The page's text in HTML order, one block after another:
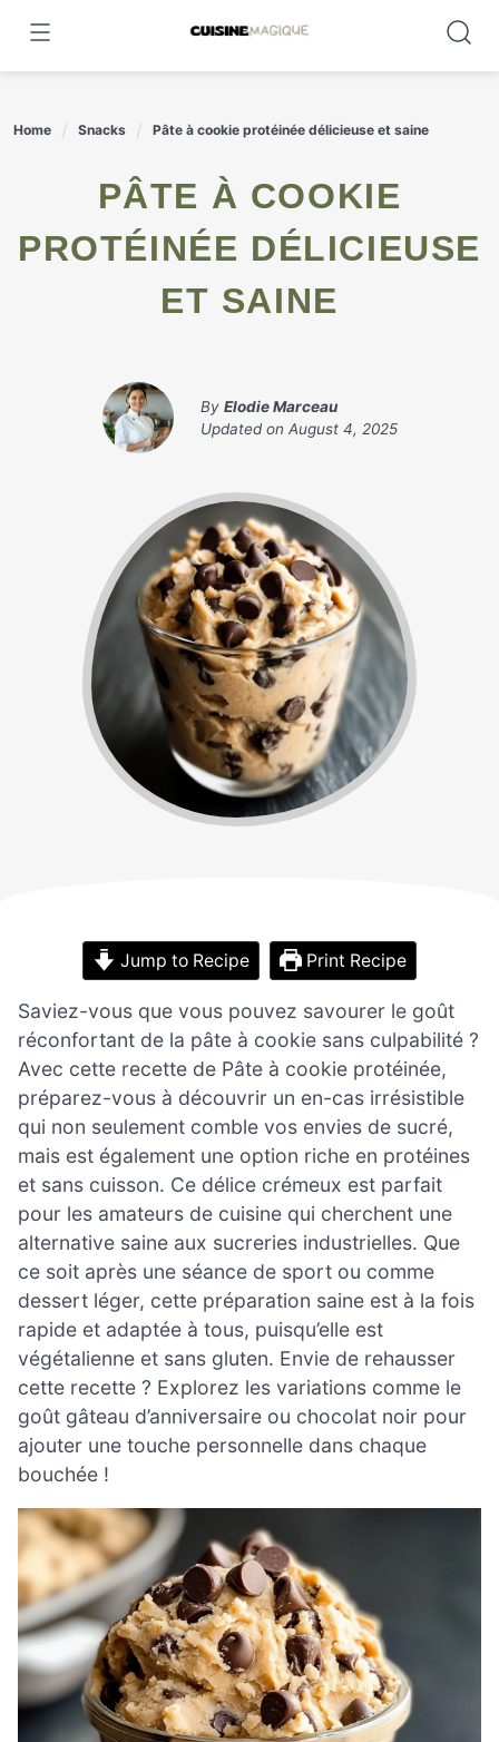
content
Home Snacks Pâte à cookie protéinée délicieuse et saine
PÂTE À COOKIE
PROTÉINÉE DÉLICIEUSE
ET SAINE
By Elodie Marceau
Updated on August 4, 2025
Jump to Recipe Print Recipe
Saviez-vous que vous pouvez savourer le goût
réconfortant de la pâte à cookie sans culpabilité ?
Avec cette recette de Pâte à cookie protéinée,
préparez-vous à découvrir un en-cas irrésistible
qui non seulement comble vos envies de sucré,
mais est également une option riche en protéines
et sans cuisson. Ce délice crémeux est parfait
pour les amateurs de cuisine qui cherchent une
alternative saine aux sucreries industrielles. Que
ce soit après une séance de sport ou comme
dessert léger, cette préparation saine est à la fois
rapide et adaptée à tous, puisqu’elle est
végétalienne et sans gluten. Envie de rehausser
cette recette ? Explorez les variations comme le
goût gâteau d’anniversaire ou chocolat noir pour
ajouter une touche personnelle dans chaque
bouchée !